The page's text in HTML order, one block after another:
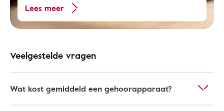
Lees meer
Veelgestelde vragen
Wat kost gemiddeld een gehoorapparaat?